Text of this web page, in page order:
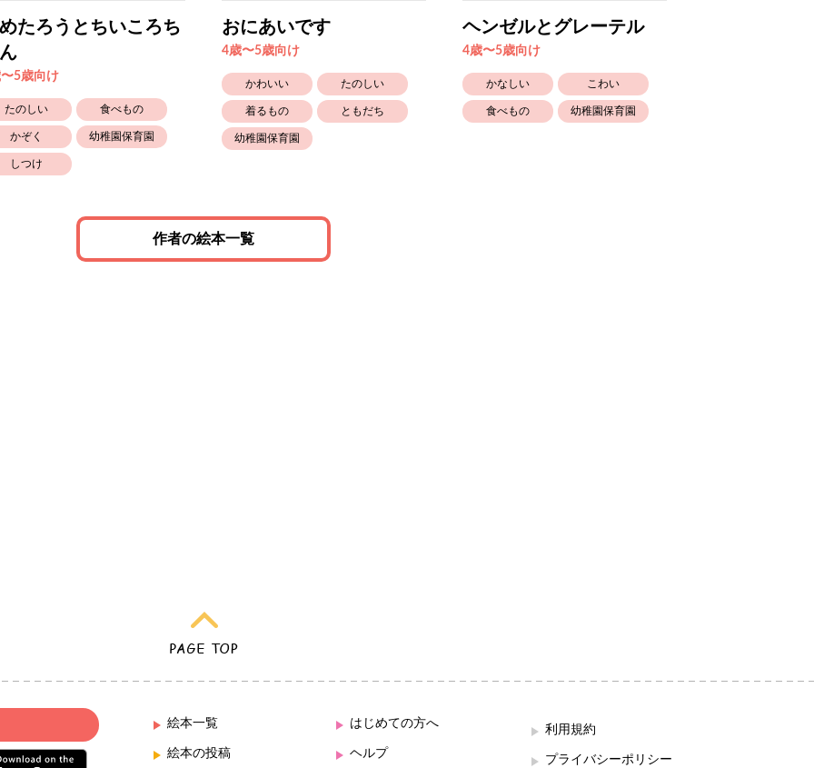
たろうとちいころち
5歳向け
たのしい 食べもの
かぞく 幼稚園保育園
しつけ
おにあいです
4歳〜5歳向け
かわいい たのしい
着るもの ともだち
幼稚園保育園
ヘンゼルとグレーテル
4歳〜5歳向け
かなしい こわい
食べもの 幼稚園保育園
作者の絵本一覧
絵本一覧
絵本の投稿
はじめての方へ
ヘルプ
利用規約
プライバシーポリシー